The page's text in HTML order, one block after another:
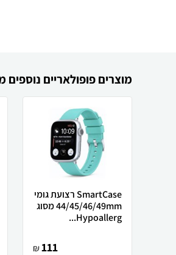
מוצרים פופולאריים נוספים
SmartCase רצועת גומי
44/45/46/49mm מסוג
Hypoallerg...
111
₪